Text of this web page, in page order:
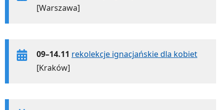
[Warszawa]
09–14.11 rekolekcje ignacjańskie dla kobiet
[Kraków]